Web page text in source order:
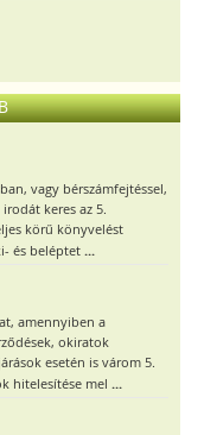
vagy bérszámfejtéssel,
keres az 5.
körű könyvelést
és beléptet ...
amennyiben a
okiratok
esetén is várom 5.
hitelesítése mel ...